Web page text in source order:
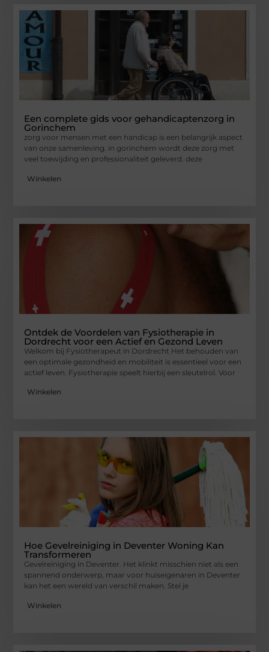
Een complete gids voor gehandicaptenzorg in
Gorinchem
zorg voor mensen met een handicap is een belangrijk aspect
van onze samenleving. in gorinchem wordt deze zorg met
veel toewijding en professionaliteit geleverd. deze
Winkelen
Ontdek de Voordelen van Fysiotherapie in
Dordrecht voor een Actief en Gezond Leven
Welkom bij Fysiotherapeut in Dordrecht Het behouden van
een optimale gezondheid en mobiliteit is essentieel voor een
actief leven. Fysiotherapie speelt hierbij een sleutelrol. Voor
Winkelen
Hoe Gevelreiniging in Deventer Woning Kan
Transformeren
Gevelreiniging in Deventer. Het klinkt misschien niet als een
spannend onderwerp, maar voor huiseigenaren in Deventer
kan het een wereld van verschil maken. Stel je
Winkelen